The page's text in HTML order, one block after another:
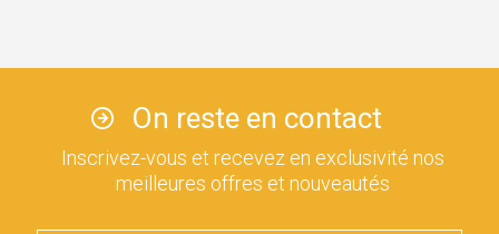
On reste en contact
Inscrivez-vous et recevez en exclusivité nos
meilleures offres et nouveautés